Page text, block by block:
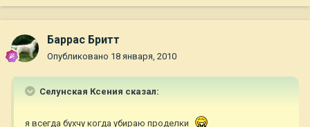
Баррас Бритт
Опубликовано 18 января, 2010
Селунская Ксения сказал:
я всегда бухчу когда убираю проделки